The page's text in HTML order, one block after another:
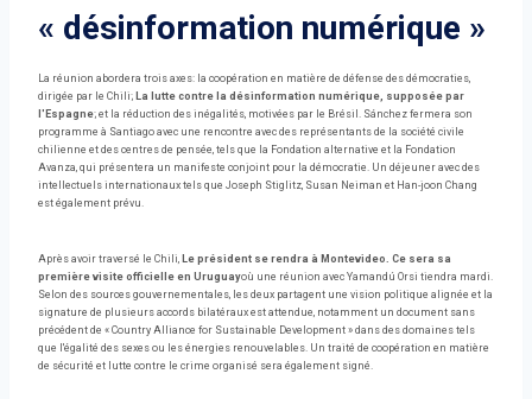
« désinformation numérique »
La réunion abordera trois axes: la coopération en matière de défense des démocraties,
dirigée par le Chili; La lutte contre la désinformation numérique, supposée par
l'Espagne; et la réduction des inégalités, motivées par le Brésil. Sánchez fermera son
programme à Santiago avec une rencontre avec des représentants de la société civile
chilienne et des centres de pensée, tels que la Fondation alternative et la Fondation
Avanza, qui présentera un manifeste conjoint pour la démocratie. Un déjeuner avec des
intellectuels internationaux tels que Joseph Stiglitz, Susan Neiman et Han-joon Chang
est également prévu.
Après avoir traversé le Chili, Le président se rendra à Montevideo. Ce sera sa
première visite officielle en Uruguayoù une réunion avec Yamandú Orsi tiendra mardi.
Selon des sources gouvernementales, les deux partagent une vision politique alignée et la
signature de plusieurs accords bilatéraux est attendue, notamment un document sans
précédent de « Country Alliance for Sustainable Development » dans des domaines tels
que l'égalité des sexes ou les énergies renouvelables. Un traité de coopération en matière
de sécurité et lutte contre le crime organisé sera également signé.